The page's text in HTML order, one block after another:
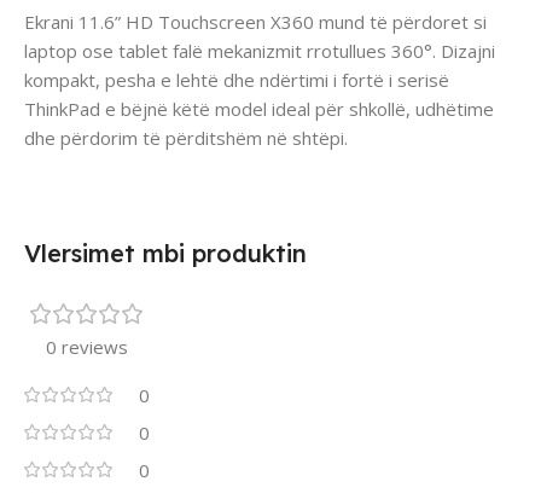
Ekrani 11.6” HD Touchscreen X360 mund të përdoret si
laptop ose tablet falë mekanizmit rrotullues 360°. Dizajni
kompakt, pesha e lehtë dhe ndërtimi i fortë i serisë
ThinkPad e bëjnë këtë model ideal për shkollë, udhëtime
dhe përdorim të përditshëm në shtëpi.
Vlersimet mbi produktin
0 reviews
0
0
0